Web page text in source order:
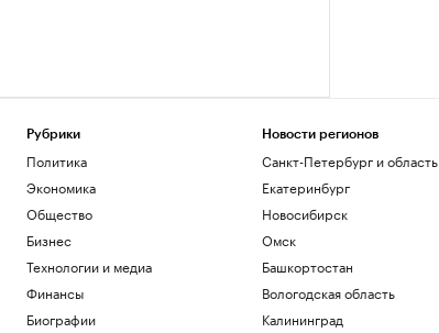
Рубрики
Политика
Экономика
Общество
Бизнес
Технологии и медиа
Финансы
Биографии
Новости регионов
Санкт-Петербург и область
Екатеринбург
Новосибирск
Омск
Башкортостан
Вологодская область
Калининград